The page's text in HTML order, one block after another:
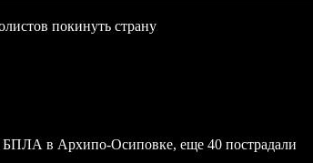
покинуть страну
БПЛА в Архипо-Осиповке, еще 40 пострадали